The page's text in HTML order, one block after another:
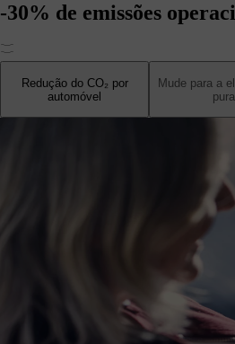
-30% de emissões
Redução do CO₂ por
automóvel
Mude para a
pura